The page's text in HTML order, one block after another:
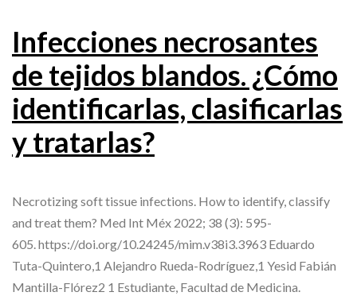
Infecciones necrosantes
de tejidos blandos. ¿Cómo
identificarlas, clasificarlas
y tratarlas?
Necrotizing soft tissue infections. How to identify, classify
and treat them? Med Int Méx 2022; 38 (3): 595-
605. https://doi.org/10.24245/mim.v38i3.3963 Eduardo
Tuta-Quintero,1 Alejandro Rueda-Rodríguez,1 Yesid Fabián
Mantilla-Flórez2 1 Estudiante, Facultad de Medicina.